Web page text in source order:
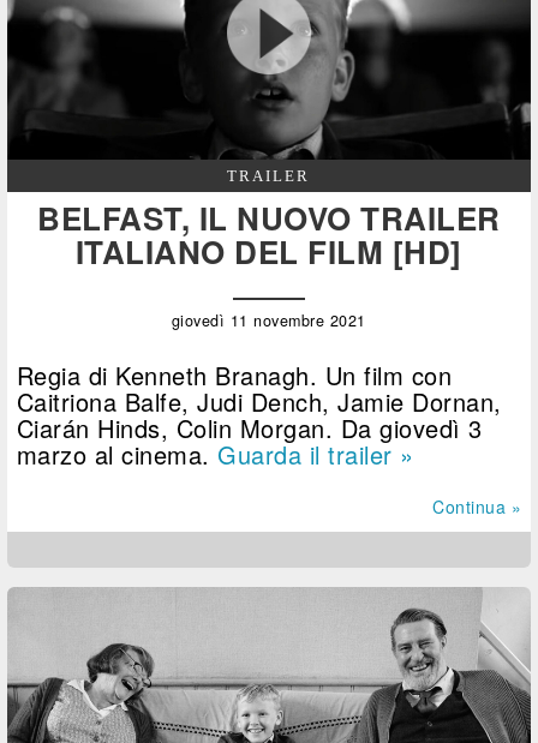
TRAILER
BELFAST, IL NUOVO TRAILER
ITALIANO DEL FILM [HD]
giovedì 11 novembre 2021
Regia di Kenneth Branagh. Un film con
Caitriona Balfe, Judi Dench, Jamie Dornan,
Ciarán Hinds, Colin Morgan. Da giovedì 3
marzo al cinema. Guarda il trailer »
Continua »